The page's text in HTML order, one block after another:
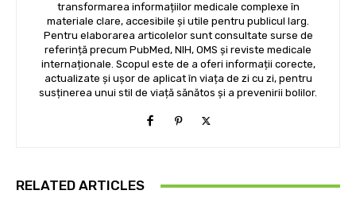
transformarea informațiilor medicale complexe în
materiale clare, accesibile și utile pentru publicul larg.
Pentru elaborarea articolelor sunt consultate surse de
referință precum PubMed, NIH, OMS și reviste medicale
internaționale. Scopul este de a oferi informații corecte,
actualizate și ușor de aplicat în viața de zi cu zi, pentru
susținerea unui stil de viață sănătos și a prevenirii bolilor.
RELATED ARTICLES